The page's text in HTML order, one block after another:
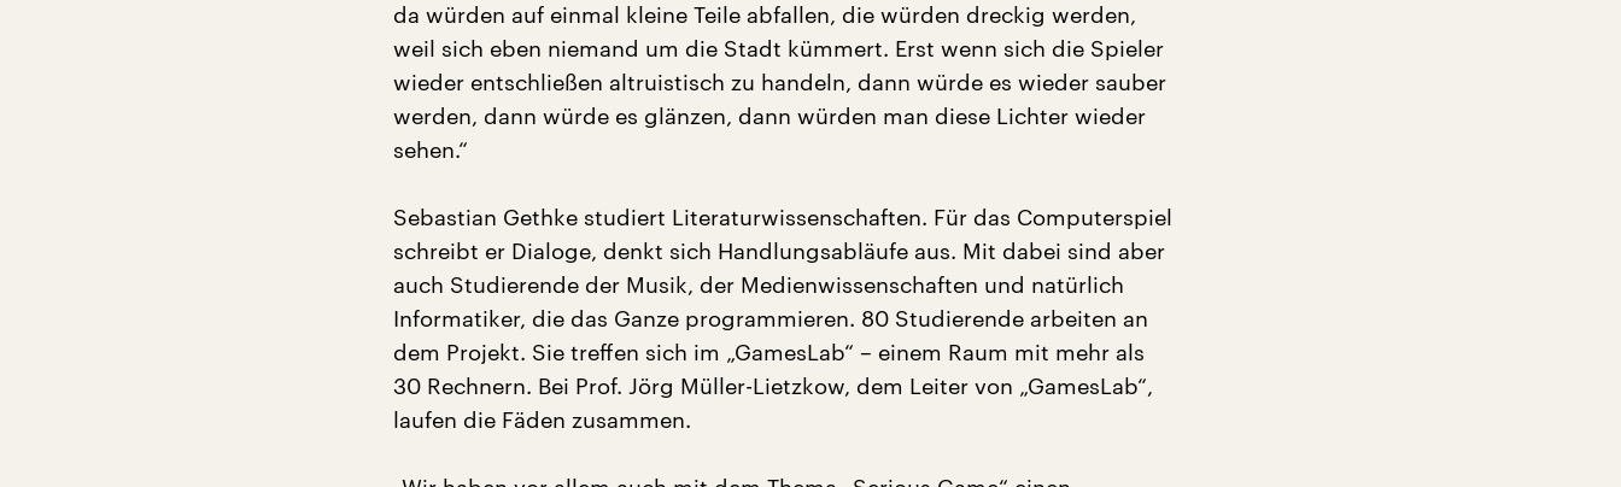
da würden auf einmal kleine Teile abfallen, die würden dreckig werden,
weil sich eben niemand um die Stadt kümmert. Erst wenn sich die Spieler
wieder entschließen altruistisch zu handeln, dann würde es wieder sauber
werden, dann würde es glänzen, dann würden man diese Lichter wieder
sehen.“
Sebastian Gethke studiert Literaturwissenschaften. Für das Computerspiel
schreibt er Dialoge, denkt sich Handlungsabläufe aus. Mit dabei sind aber
auch Studierende der Musik, der Medienwissenschaften und natürlich
Informatiker, die das Ganze programmieren. 80 Studierende arbeiten an
dem Projekt. Sie treffen sich im „GamesLab“ – einem Raum mit mehr als
30 Rechnern. Bei Prof. Jörg Müller-Lietzkow, dem Leiter von „GamesLab“,
laufen die Fäden zusammen.